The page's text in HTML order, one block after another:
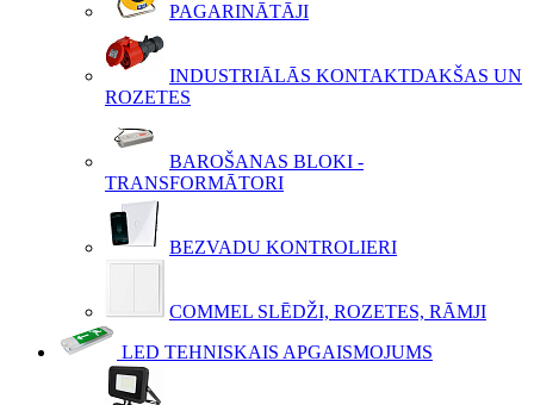
PAGARINĀTĀJI
INDUSTRIĀLĀS KONTAKTDAKŠAS UN
ROZETES
BAROŠANAS BLOKI -
TRANSFORMĀTORI
BEZVADU KONTROLIERI
COMMEL SLĒDŽI, ROZETES, RĀMJI
LED TEHNISKAIS APGAISMOJUMS